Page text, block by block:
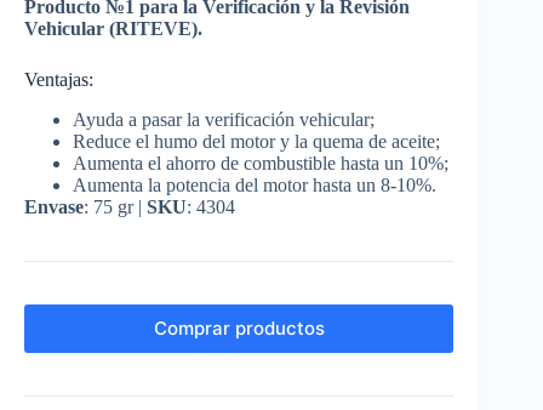
Producto №1 para la Verificación y la Revisión
Vehicular (RITEVE).
Ventajas:
Ayuda a pasar la verificación vehicular;
Reduce el humo del motor y la quema de aceite;
Aumenta el ahorro de combustible hasta un 10%;
Aumenta la potencia del motor hasta un 8-10%.
Envase: 75 gr | SKU: 4304
Comprar productos